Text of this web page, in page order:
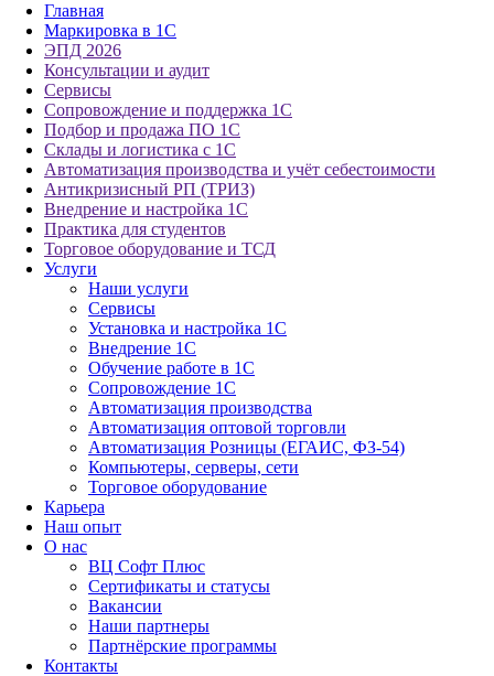
Главная
Маркировка в 1С
ЭПД 2026
Консультации и аудит
Сервисы
Сопровождение и поддержка 1С
Подбор и продажа ПО 1С
Склады и логистика с 1С
Автоматизация производства и учёт себестоимости
Антикризисный РП (ТРИЗ)
Внедрение и настройка 1С
Практика для студентов
Торговое оборудование и ТСД
Услуги
Наши услуги
Сервисы
Установка и настройка 1С
Внедрение 1С
Обучение работе в 1С
Сопровождение 1С
Автоматизация производства
Автоматизация оптовой торговли
Автоматизация Розницы (ЕГАИС, ФЗ-54)
Компьютеры, серверы, сети
Торговое оборудование
Карьера
Наш опыт
О нас
ВЦ Софт Плюс
Сертификаты и статусы
Вакансии
Наши партнеры
Партнёрские программы
Контакты